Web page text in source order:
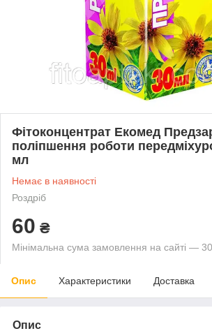
Фітоконцентрат Екомед
поліпшення роботи
мл
Немає в наявності
Роздріб
60 ₴
Мінімальна сума замовлення на сайті —
Опис Характеристики Доставка
Опис